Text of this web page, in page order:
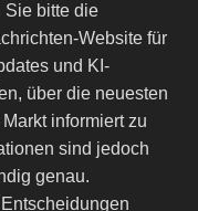
Sie bitte die
Website für
und KI-
über die neuesten
informiert zu
sind jedoch
genau.